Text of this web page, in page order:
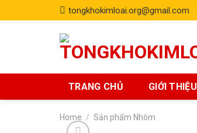
to
tongkhokimloai.org@gmail.com
TRANG CHỦ GIỚI THIỆU
Home / Sản phẩm Nhôm